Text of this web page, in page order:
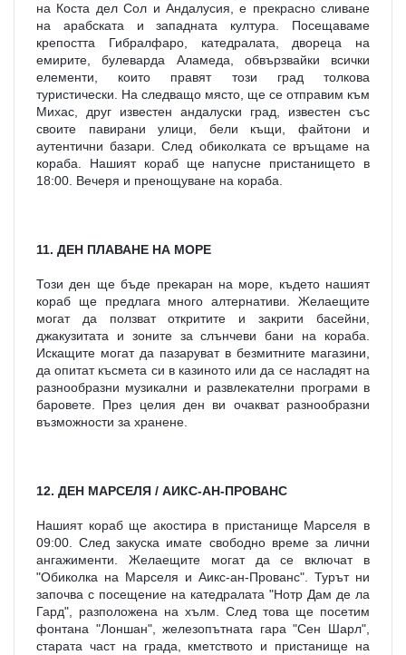
на Коста дел Сол и Андалусия, е прекрасно сливане
на арабската и западната култура. Посещаваме
крепостта Гибралфаро, катедралата, двореца на
емирите, булеварда Аламеда, обвързвайки всички
елементи, които правят този град толкова
туристически. На следващо място, ще се отправим към
Михас, друг известен андалуски град, известен със
своите павирани улици, бели къщи, файтони и
аутентични базари. След обиколката се връщаме на
кораба. Нашият кораб ще напусне пристанището в
18:00. Вечеря и пренощуване на кораба.
11. ДЕН ПЛАВАНЕ НА МОРЕ
Този ден ще бъде прекаран на море, където нашият
кораб ще предлага много алтернативи. Желаещите
могат да ползват откритите и закрити басейни,
джакузитата и зоните за слънчеви бани на кораба.
Искащите могат да пазаруват в безмитните магазини,
да опитат късмета си в казиното или да се насладят на
разнообразни музикални и развлекателни програми в
баровете. През целия ден ви очакват разнообразни
възможности за хранене.
12. ДЕН МАРСЕЛЯ / АИКС-АН-ПРОВАНС
Нашият кораб ще акостира в пристанище Марселя в
09:00. След закуска имате свободно време за лични
ангажименти. Желаещите могат да се включат в
"Обиколка на Марселя и Аикс-ан-Прованс". Турът ни
започва с посещение на катедралата "Нотр Дам де ла
Гард", разположена на хълм. След това ще посетим
фонтана "Лоншан", железопътната гара "Сен Шарл",
старата част на града, кметството и пристанище на